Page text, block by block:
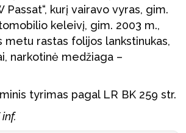
Passat“, kurį vairavo vyras, gim.
keleivį, gim. 2003 m.,
metu rastas folijos lankstinukas,
narkotinė medžiaga –
tyrimas pagal LR BK 259 str.